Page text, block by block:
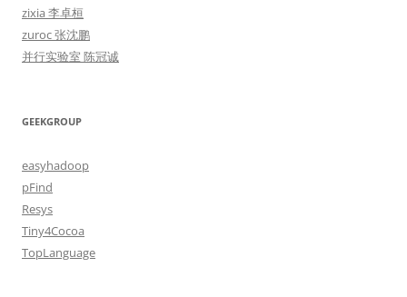
zixia 李卓桓
zuroc 张沈鹏
并行实验室 陈冠诚
GEEKGROUP
easyhadoop
pFind
Resys
Tiny4Cocoa
TopLanguage